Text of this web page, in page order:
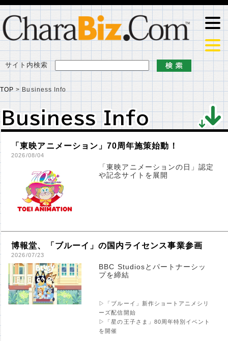
サイト内検索
TOP > Business Info
Business Info
Business Info
「東映アニメーション」70周年施策始動！
2026/08/04
「東映アニメーションの日」認定
や記念サイトを展開
博報堂、「ブルーイ」の国内ライセンス事業参画
2026/07/23
BBC Studiosとパートナーシッ
プを締結
▷「ブルーイ」新作ショートアニメシリ
ーズ配信開始
▷「星の王子さま」80周年特別イベント
を開催